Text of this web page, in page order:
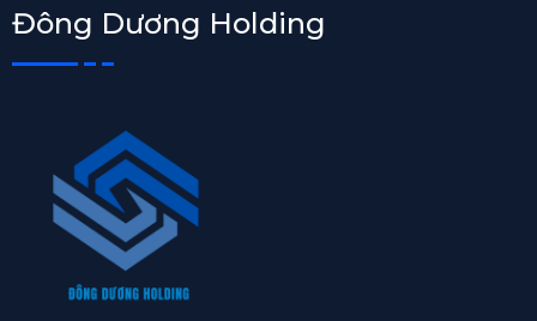
Đông Dương Holding